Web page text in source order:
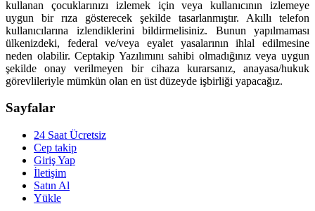
kullanan çocuklarınızı izlemek için veya kullanıcının izlemeye
uygun bir rıza gösterecek şekilde tasarlanmıştır. Akıllı telefon
kullanıcılarına izlendiklerini bildirmelisiniz. Bunun yapılmaması
ülkenizdeki, federal ve/veya eyalet yasalarının ihlal edilmesine
neden olabilir. Ceptakip Yazılımını sahibi olmadığınız veya uygun
şekilde onay verilmeyen bir cihaza kurarsanız, anayasa/hukuk
görevlileriyle mümkün olan en üst düzeyde işbirliği yapacağız.
Sayfalar
24 Saat Ücretsiz
Cep takip
Giriş Yap
İletişim
Satın Al
Yükle